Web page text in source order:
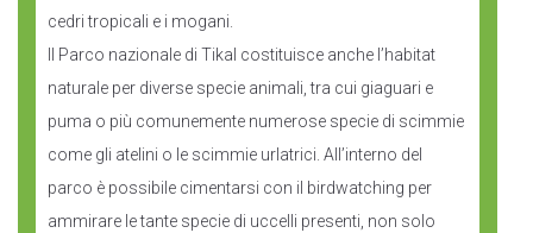
cedri tropicali e i mogani.
Il Parco nazionale di Tikal costituisce anche l’habitat
naturale per diverse specie animali, tra cui giaguari e
puma o più comunemente numerose specie di scimmie
come gli atelini o le scimmie urlatrici. All’interno del
parco è possibile cimentarsi con il birdwatching per
ammirare le tante specie di uccelli presenti, non solo